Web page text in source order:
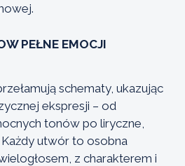
PEŁNE EMOCJI
schematy, ukazując
ekspresji – od
tonów po liryczne,
utwór to osobna
z charakterem i